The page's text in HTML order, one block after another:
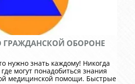
ОБОРОНЕ
нужно знать каждому! Никогда
могут понадобиться знания
медицинской помощи. Быстрые